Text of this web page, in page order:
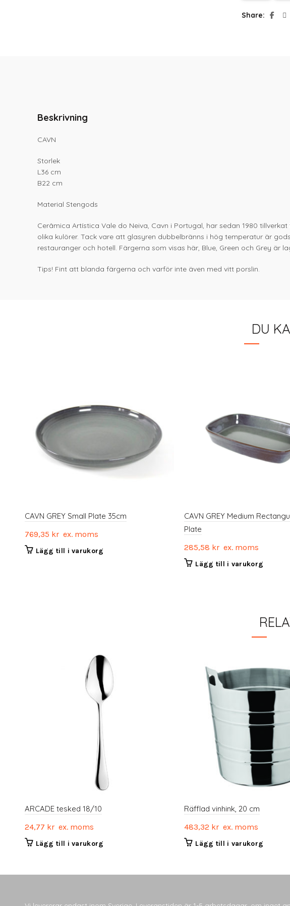
Share
Beskrivning
CAVN
Storlek
L36 cm
B22 cm
Material Stengods
Cerâmica Artística Vale do Neiva, Cavn i Portugal, har sedan 1980
olika kulörer. Tack vare att glasyren dubbelbränns i hög temperatur är
restauranger och hotell. Färgerna som visas här, Blue, Green och Grey
Tips! Fint att blanda färgerna och varför inte även med vitt porslin.
DU
CAVN GREY Small Plate 35cm
769,35 krex. moms
Lägg till i varukorg
CAVN GREY Medium
Plate
285,58 kr ex. moms
Lägg till i varukorg
ARCADE tesked 18/10
24,77 krex. moms
Lägg till i varukorg
Räfflad vinhink, 20 cm
483,32 kr ex. moms
Lägg till i varukorg